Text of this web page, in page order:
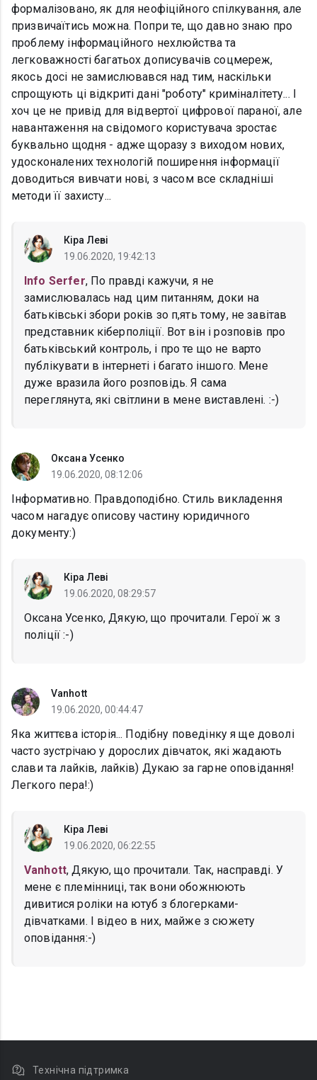
формалізовано, як для неофіційного спілкування, але
призвичаїтись можна. Попри те, що давно знаю про
проблему інформаційного нехлюйства та
легковажності багатьох дописувачів соцмереж,
якось досі не замислювався над тим, наскільки
спрощують ці відкриті дані "роботу" криміналітету... І
хоч це не привід для відвертої цифрової параної, але
навантаження на свідомого користувача зростає
буквально щодня - адже щоразу з виходом нових,
удосконалених технологій поширення інформації
доводиться вивчати нові, з часом все складніші
методи її захисту...
Кіра Леві
19.06.2020, 19:42:13
Info Serfer, По правді кажучи, я не
замислювалась над цим питанням, доки на
батьківські збори років зо п,ять тому, не завітав
представник кіберполіції. Вот він і розповів про
батьківський контроль, і про те що не варто
публікувати в інтернеті і багато іншого. Мене
дуже вразила його розповідь. Я сама
переглянута, які світлини в мене виставлені. :-)
Оксана Усенко
19.06.2020, 08:12:06
Інформативно. Правдоподібно. Стиль викладення
часом нагадує описову частину юридичного
документу:)
Кіра Леві
19.06.2020, 08:29:57
Оксана Усенко, Дякую, що прочитали. Герої ж з
поліції :-)
Vanhott
19.06.2020, 00:44:47
Яка життєва історія... Подібну поведінку я ще доволі
часто зустрічаю у дорослих дівчаток, які жадають
слави та лайків, лайків) Дукаю за гарне оповідання!
Легкого пера!:)
Кіра Леві
19.06.2020, 06:22:55
Vanhott, Дякую, що прочитали. Так, насправді. У
мене є племінниці, так вони обожнюють
дивитися роліки на ютуб з блогерками-
дівчатками. І відео в них, майже з сюжету
оповідання:-)
Технічна підтримка